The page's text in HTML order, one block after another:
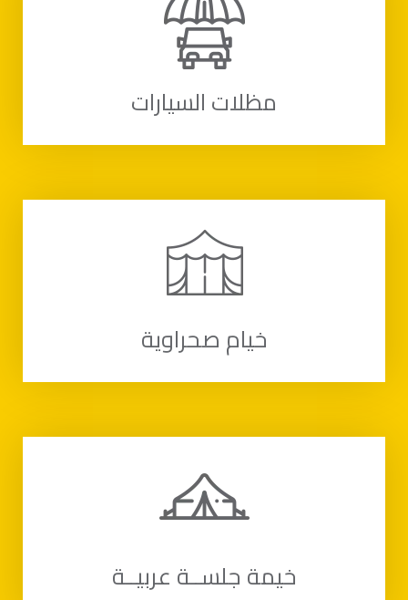
مظلات السيارات
خيام‭ ‬صحراوية
خيمة جلســة عربيــة